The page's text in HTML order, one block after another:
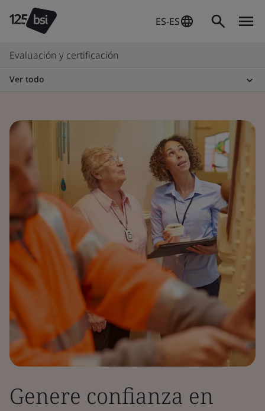
ES-ES
Evaluación y certificación
Ver todo
Genere confianza en